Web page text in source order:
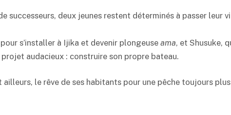
successeurs, deux jeunes restent déterminés à passer leur
s’installer à Ijika et devenir plongeuseama, et Shusuke,
audacieux : construire son propre bateau.
le rêve de ses habitants pour une pêche toujours